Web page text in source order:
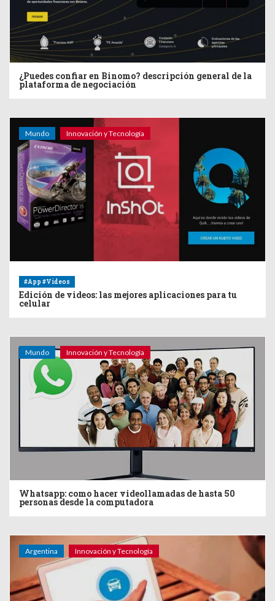
¿Puedes confiar en Binomo? descripción general de la
plataforma de negociación
Mundo Innovación y Tecnología
#App #Videos
Edición de videos: las mejores aplicaciones para tu
celular
Mundo Innovación y Tecnología
Whatsapp: como hacer videollamadas de hasta 50
personas desde la computadora
Argentina Innovación y Tecnología